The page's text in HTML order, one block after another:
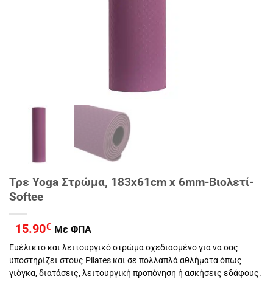
Τρε Yoga Στρώμα, 183x61cm x 6mm-Βιολετί-
Softee
15.90€ Με ΦΠΑ
Ευέλικτο και λειτουργικό στρώμα σχεδιασμένο για να σας
υποστηρίζει στους Pilates και σε πολλαπλά αθλήματα όπως
γιόγκα, διατάσεις, λειτουργική προπόνηση ή ασκήσεις εδάφους.